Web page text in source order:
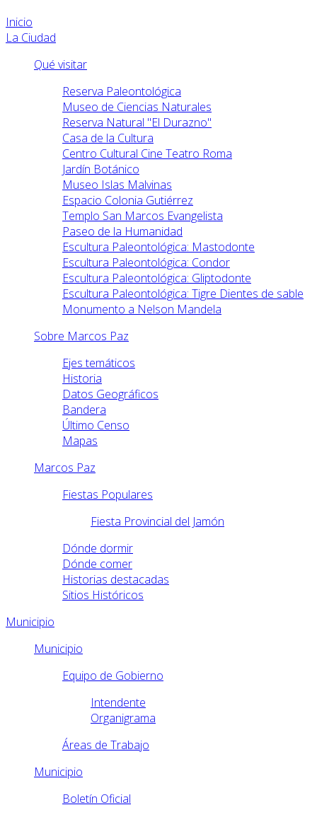
Inicio
La Ciudad
Qué visitar
Reserva Paleontológica
Museo de Ciencias Naturales
Reserva Natural "El Durazno"
Casa de la Cultura
Centro Cultural Cine Teatro Roma
Jardín Botánico
Museo Islas Malvinas
Espacio Colonia Gutiérrez
Templo San Marcos Evangelista
Paseo de la Humanidad
Escultura Paleontológica: Mastodonte
Escultura Paleontológica: Condor
Escultura Paleontológica: Gliptodonte
Escultura Paleontológica: Tigre Dientes de sable
Monumento a Nelson Mandela
Sobre Marcos Paz
Ejes temáticos
Historia
Datos Geográficos
Bandera
Último Censo
Mapas
Marcos Paz
Fiestas Populares
Fiesta Provincial del Jamón
Dónde dormir
Dónde comer
Historias destacadas
Sitios Históricos
Municipio
Municipio
Equipo de Gobierno
Intendente
Organigrama
Áreas de Trabajo
Municipio
Boletín Oficial